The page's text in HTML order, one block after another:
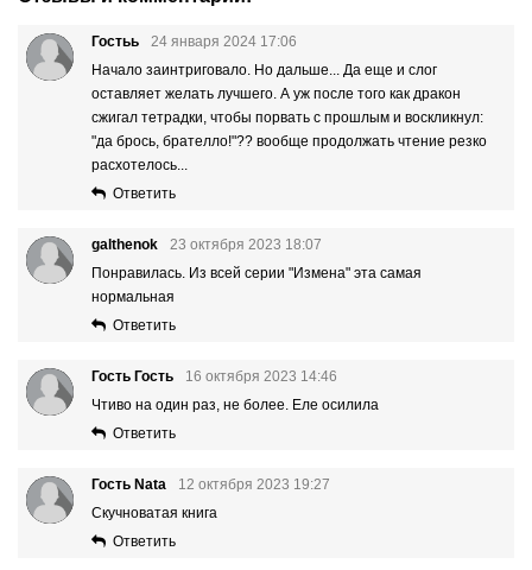
Гостьь
24 января 2024 17:06
Начало заинтриговало. Но дальше... Да еще и слог
оставляет желать лучшего. А уж после того как дракон
сжигал тетрадки, чтобы порвать с прошлым и воскликнул:
"да брось, брателло!"?? вообще продолжать чтение резко
расхотелось...
Ответить
galthenok
23 октября 2023 18:07
Понравилась. Из всей серии "Измена" эта самая
нормальная
Ответить
Гость Гость
16 октября 2023 14:46
Чтиво на один раз, не более. Еле осилила
Ответить
Гость Nata
12 октября 2023 19:27
Скучноватая книга
Ответить